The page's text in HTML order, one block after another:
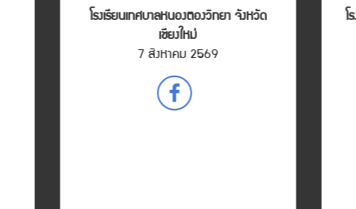
โรงเรียนเทศบาลหนองตองวิทยา จังหวัด
เชียงใหม่
7 สิงหาคม 2569
โ